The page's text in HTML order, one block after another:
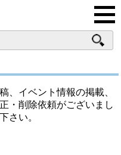
、イベント情報の掲載、
・削除依頼がございまし
さい。